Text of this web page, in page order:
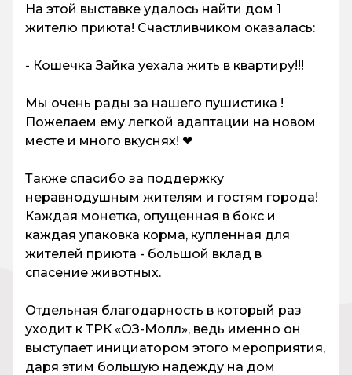
На этой выставке удалось найти дом 1
жителю приюта! Счастливчиком оказалась:
- Кошечка Зайка уехала жить в квартиру!!!
Мы очень рады за нашего пушистика !
Пожелаем ему легкой адаптации на новом
месте и много вкуснях! ❤
Также спасибо за поддержку
неравнодушным жителям и гостям города!
Каждая монетка, опущенная в бокс и
каждая упаковка корма, купленная для
жителей приюта - большой вклад в
спасение животных.
Отдельная благодарность в который раз
уходит к ТРК «OЗ-Молл», ведь именно он
выступает инициатором этого мероприятия,
даря этим большую надежду на дом